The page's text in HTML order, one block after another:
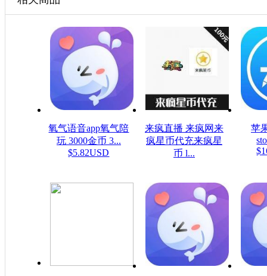
氧气语音app氧气陪
玩 3000金币 3...
$5.82USD
来疯直播 来疯网来
疯星币代充来疯星
币 l...
苹